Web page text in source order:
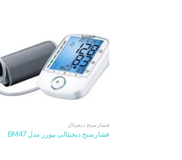
فشارسنج دیجیتال
فشارسنج دیجیتالی بیورر مدل BM47